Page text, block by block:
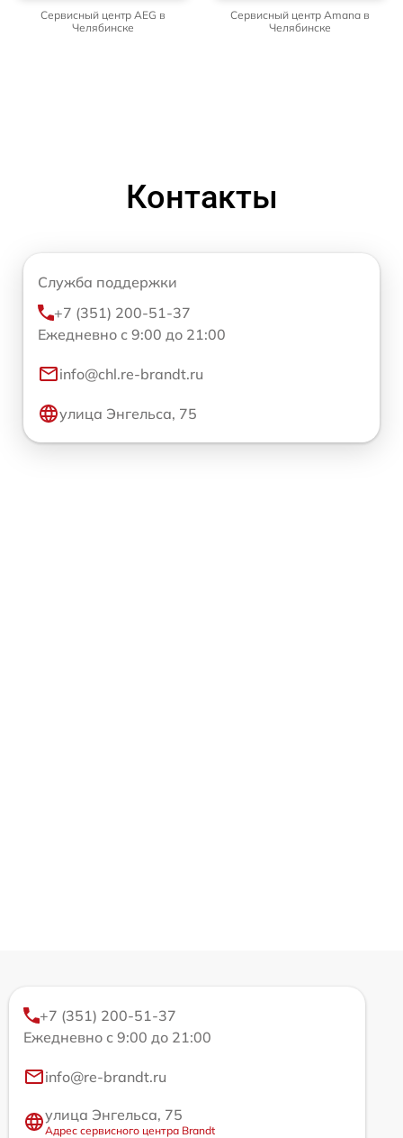
Сервисный центр AEG в
Челябинске
Сервисный центр Amana в
Челябинске
Контакты
Служба поддержки
+7 (351) 200-51-37
Ежедневно с 9:00 до 21:00
info@chl.re-brandt.ru
улица Энгельса, 75
+7 (351) 200-51-37
Ежедневно с 9:00 до 21:00
info@re-brandt.ru
улица Энгельса, 75
Адрес сервисного центра Brandt